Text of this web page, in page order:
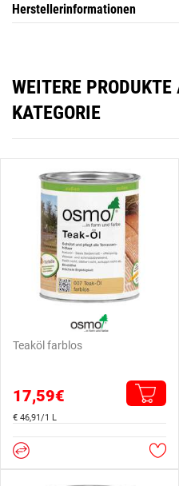
Herstellerinformationen
WEITERE PRODUKTE
KATEGORIE
Teaköl farblos
17,59€
€ 46,91/1 L